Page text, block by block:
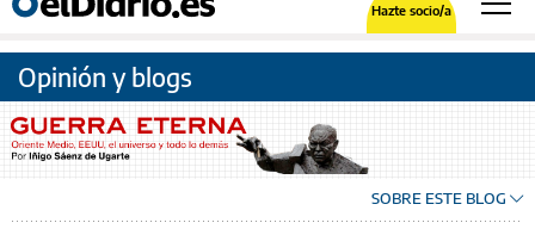
Hazte socio/a
Opinión y blogs
SOBRE ESTE BLOG